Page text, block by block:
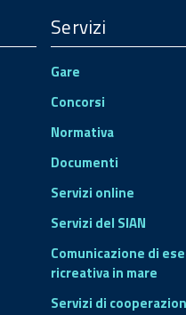
Servizi
Gare
Concorsi
Normativa
Documenti
Servizi online
Servizi del SIAN
Comunicazione di
ricreativa in mare
Servizi di